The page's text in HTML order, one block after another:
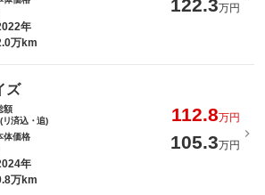
122.3万円
年
万km
ズ
額
リ済込・追)
112.8万円
体価格
105.3万円
年
万km